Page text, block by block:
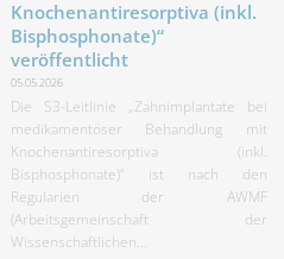
Knochenantiresorptiva (inkl.
Bisphosphonate)“
veröffentlicht
05.05.2026
Die S3-Leitlinie „Zahnimplantate bei
medikamentöser Behandlung mit
Knochenantiresorptiva (inkl.
Bisphosphonate)“ ist nach den
Regularien der AWMF
(Arbeitsgemeinschaft der
Wissenschaftlichen...